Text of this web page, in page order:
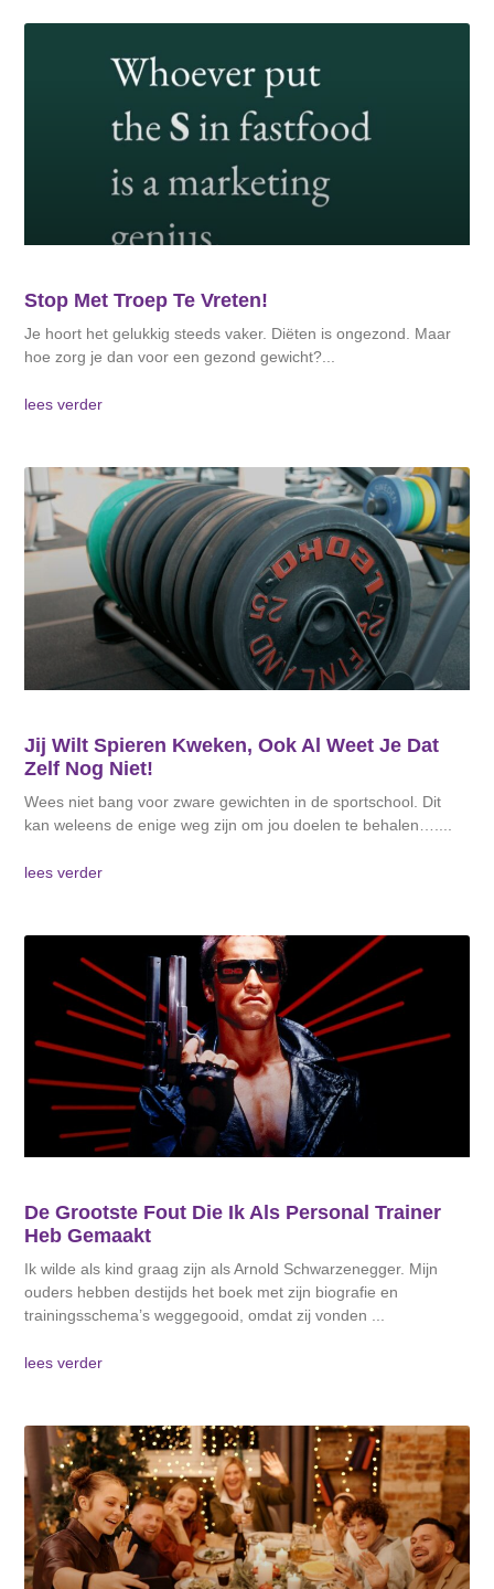
Stop Met Troep Te Vreten!
Je hoort het gelukkig steeds vaker. Diëten is ongezond. Maar
hoe zorg je dan voor een gezond gewicht?
lees verder
Jij Wilt Spieren Kweken, Ook Al Weet Je Dat
Zelf Nog Niet!
Wees niet bang voor zware gewichten in de sportschool. Dit
kan weleens de enige weg zijn om jou doelen te behalen….
lees verder
De Grootste Fout Die Ik Als Personal Trainer
Heb Gemaakt
Ik wilde als kind graag zijn als Arnold Schwarzenegger. Mijn
ouders hebben destijds het boek met zijn biografie en
trainingsschema’s weggegooid, omdat zij vonden
lees verder